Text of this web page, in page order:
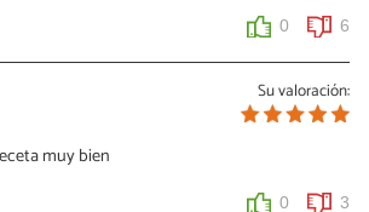
0 6
Su valoración:
muy bien
0 3